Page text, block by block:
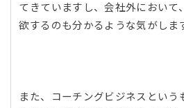
てきていますし、会社外において
欲するのも分かるような気がしま
また、コーチングビジネスという